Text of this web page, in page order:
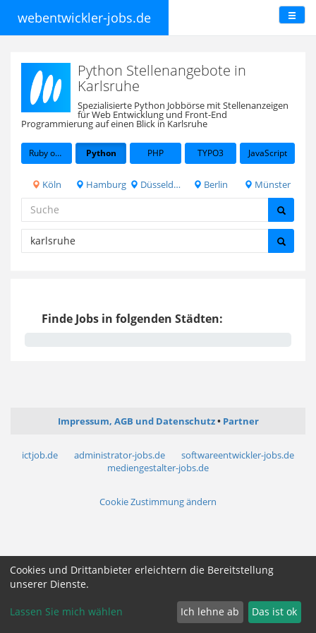
webentwickler-jobs.de
Python Stellenangebote in
Karlsruhe
Spezialisierte Python Jobbörse mit Stellenanzeigen
für Web Entwicklung und Front-End
Programmierung auf einen Blick in Karlsruhe
Ruby on Rails Python PHP TYPO3 JavaScript
Köln Hamburg Düsseldorf Berlin Münster
Finde Jobs in folgenden Städten:
Impressum, AGB und Datenschutz Partner
ictjob.de administrator-jobs.de
softwareentwickler-jobs.de
mediengestalter-jobs.de
Cookie Zustimmung ändern
Cookies und Drittanbieter erleichtern die Bereitstellung
unserer Dienste.
Lassen Sie mich wählen Ich lehne ab Das ist ok